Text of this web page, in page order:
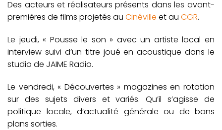
Des acteurs et réalisateurs présents dans les avant-
premières de films projetés au Cinéville et au CGR.
Le jeudi, « Pousse le son » avec un artiste local en
interview suivi d’un titre joué en acoustique dans le
studio de JAIME Radio.
Le vendredi, « Découvertes » magazines en rotation
sur des sujets divers et variés. Qu’il s’agisse de
politique locale, d’actualité générale ou de bons
plans sorties.